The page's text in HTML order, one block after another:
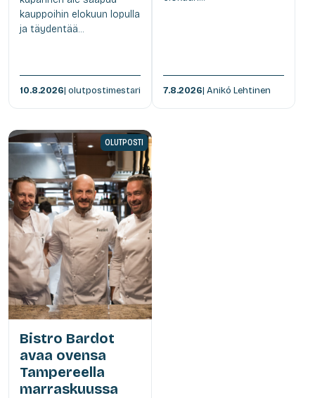
kauppoihin elokuun lopulla
ja täydentää...
10.8.2026| olutpostimestari 7.8.2026| Anikó Lehtinen
OLUTPOSTI
Bistro Bardot
avaa ovensa
Tampereella
marraskuussa